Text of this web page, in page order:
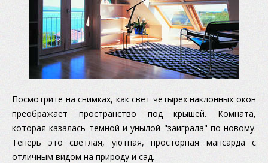
Посмотрите на снимках, как свет четырех наклонных окон
преображает пространство под крышей. Комната,
которая казалась темной и унылой "заиграла" по-новому.
Теперь это светлая, уютная, просторная мансарда с
отличным видом на природу и сад.